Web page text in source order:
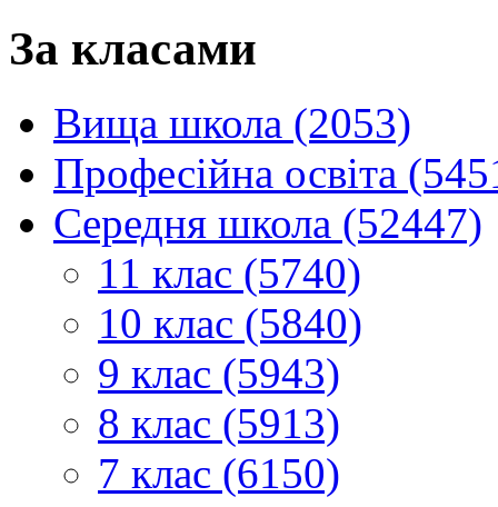
За класами
Вища школа (2053)
Професійна освіта
Середня школа (52447)
11 клас (5740)
10 клас (5840)
9 клас (5943)
8 клас (5913)
7 клас (6150)